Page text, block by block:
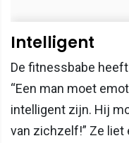
Intelligent
De fitnessbabe heeft
“Een man moet
intelligent zijn. Hij
van zichzelf!” Ze liet